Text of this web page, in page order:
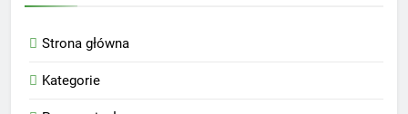
Strona główna
Kategorie